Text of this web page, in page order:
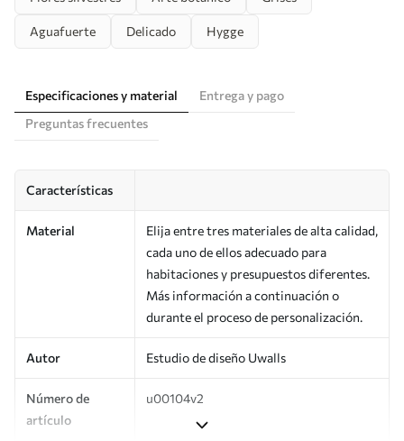
Aguafuerte Delicado Hygge
Especificaciones y material
Entrega y pago
Preguntas frecuentes
Características
Material
Elija entre tres materiales de alta calidad,
cada uno de ellos adecuado para
habitaciones y presupuestos diferentes.
Más información a continuación o
durante el proceso de personalización.
Autor Estudio de diseño Uwalls
Número de
artículo
u00104v2